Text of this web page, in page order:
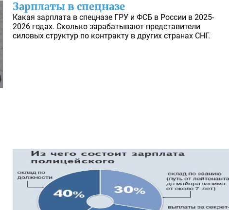
Зарплаты в спецназе
Какая зарплата в спецназе ГРУ и ФСБ в России в 2025-
2026 годах. Сколько зарабатывают представители
силовых структур по контракту в других странах СНГ.